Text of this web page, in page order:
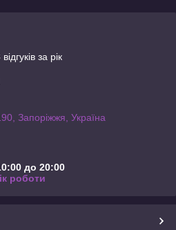
за рік
Запоріжжя, Україна
до 20:00
роботи